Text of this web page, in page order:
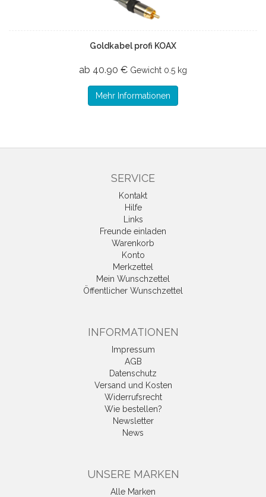
Goldkabel profi KOAX
ab 40.90 € Gewicht 0.5 kg
Mehr Informationen
SERVICE
Kontakt
Hilfe
Links
Freunde einladen
Warenkorb
Konto
Merkzettel
Mein Wunschzettel
Öffentlicher Wunschzettel
INFORMATIONEN
Impressum
AGB
Datenschutz
Versand und Kosten
Widerrufsrecht
Wie bestellen?
Newsletter
News
UNSERE MARKEN
Alle Marken